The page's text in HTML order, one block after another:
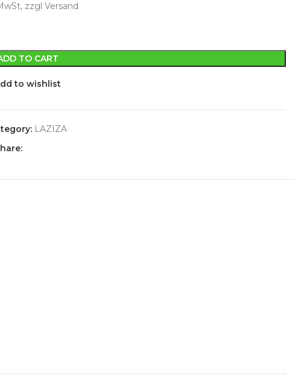
zzgl Versand
TO CART
to wishlist
LAZIZA